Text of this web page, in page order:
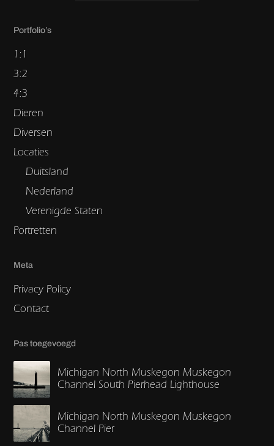
Portfolio’s
1:1
3:2
4:3
Dieren
Diversen
Locaties
Duitsland
Nederland
Verenigde Staten
Portretten
Meta
Privacy Policy
Contact
Pas toegevoegd
Michigan North Muskegon Muskegon
Channel South Pierhead Lighthouse
Michigan North Muskegon Muskegon
Channel Pier